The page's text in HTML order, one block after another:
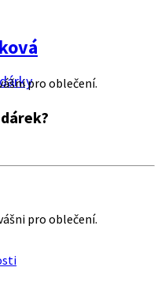
pro oblečení.
pro oblečení.